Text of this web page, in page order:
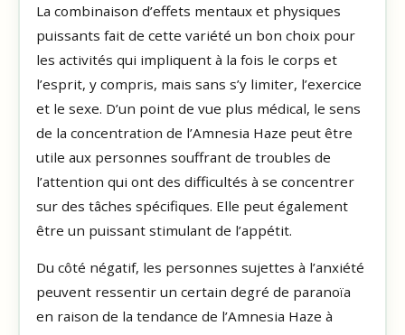
La combinaison d’effets mentaux et physiques
puissants fait de cette variété un bon choix pour
les activités qui impliquent à la fois le corps et
l’esprit, y compris, mais sans s’y limiter, l’exercice
et le sexe. D’un point de vue plus médical, le sens
de la concentration de l’Amnesia Haze peut être
utile aux personnes souffrant de troubles de
l’attention qui ont des difficultés à se concentrer
sur des tâches spécifiques. Elle peut également
être un puissant stimulant de l’appétit.
Du côté négatif, les personnes sujettes à l’anxiété
peuvent ressentir un certain degré de paranoïa
en raison de la tendance de l’Amnesia Haze à